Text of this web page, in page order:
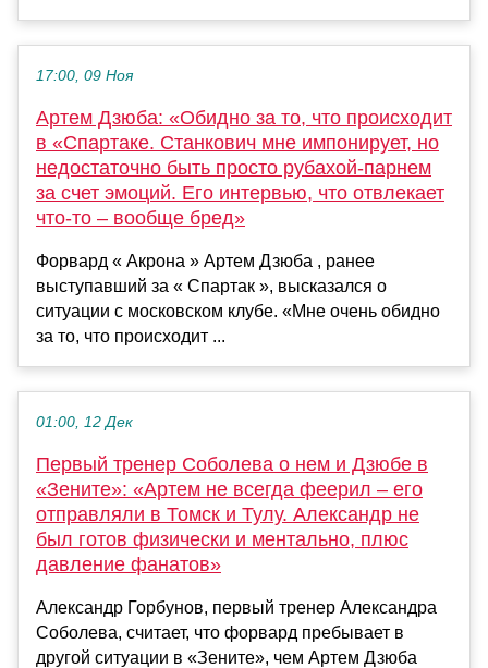
17:00, 09 Ноя
Артем Дзюба: «Обидно за то, что происходит
в «Спартаке. Станкович мне импонирует, но
недостаточно быть просто рубахой-парнем
за счет эмоций. Его интервью, что отвлекает
что-то – вообще бред»
Форвард « Акрона » Артем Дзюба , ранее
выступавший за « Спартак », высказался о
ситуации с московском клубе. «Мне очень обидно
за то, что происходит ...
01:00, 12 Дек
Первый тренер Соболева о нем и Дзюбе в
«Зените»: «Артем не всегда феерил – его
отправляли в Томск и Тулу. Александр не
был готов физически и ментально, плюс
давление фанатов»
Александр Горбунов, первый тренер Александра
Соболева, считает, что форвард пребывает в
другой ситуации в «Зените», чем Артем Дзюба